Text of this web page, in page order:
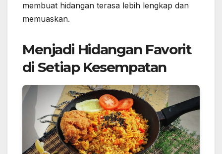
membuat hidangan terasa lebih lengkap dan
memuaskan.
Menjadi Hidangan Favorit
di Setiap Kesempatan